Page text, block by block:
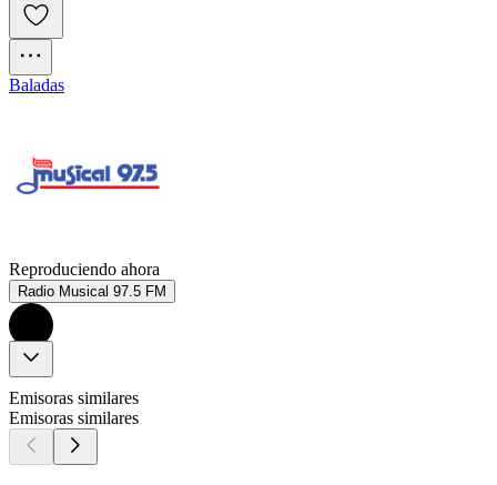
Baladas
Reproduciendo ahora
Radio Musical 97.5 FM
Emisoras similares
Emisoras similares